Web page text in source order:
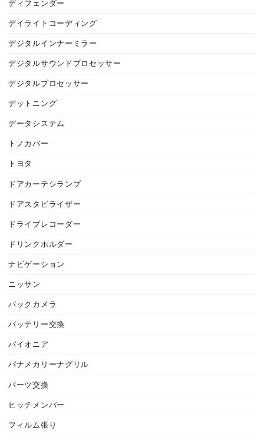
ディフェンダー
デイライトコーディング
デジタルインナーミラー
デジタルサウンドプロセッサー
デジタルプロセッサー
デットニング
データシステム
トノカバー
トヨタ
ドアカーテシランプ
ドアスタビライザー
ドライブレコーダー
ドリンクホルダー
ナビゲーション
ニッサン
バックカメラ
バッテリー交換
パイオニア
パナメカリーナグリル
パーツ交換
ヒッチメンバー
フィルム張り